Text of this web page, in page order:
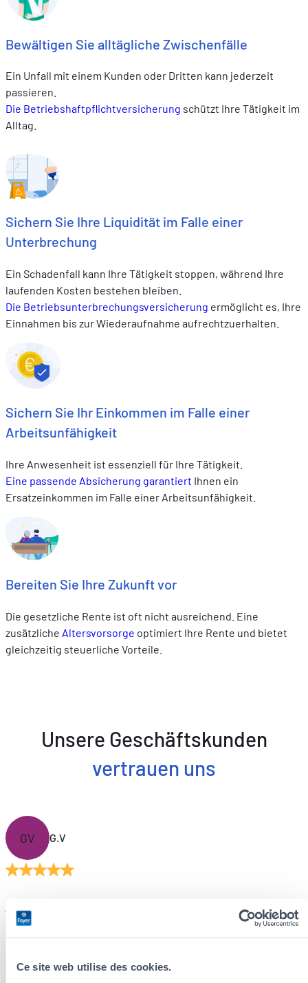
Ce site web utilise des cookies.
Bewältigen Sie alltägliche Zwischenfälle
Ein Unfall mit einem Kunden oder Dritten kann jederzeit
passieren.
Die Betriebshaftpflichtversicherung schützt Ihre Tätigkeit im
Alltag.
Sichern Sie Ihre Liquidität im Falle einer
Unterbrechung
Ein Schadenfall kann Ihre Tätigkeit stoppen, während Ihre
laufenden Kosten bestehen bleiben.
Die Betriebsunterbrechungsversicherung ermöglicht es, Ihre
Einnahmen bis zur Wiederaufnahme aufrechtzuerhalten.
Sichern Sie Ihr Einkommen im Falle einer
Arbeitsunfähigkeit
Ihre Anwesenheit ist essenziell für Ihre Tätigkeit.
Eine passende Absicherung garantiert Ihnen ein
Ersatzeinkommen im Falle einer Arbeitsunfähigkeit.
Bereiten Sie Ihre Zukunft vor
Die gesetzliche Rente ist oft nicht ausreichend. Eine
zusätzliche Altersvorsorge optimiert Ihre Rente und bietet
gleichzeitig steuerliche Vorteile.
Unsere Geschäftskunden
vertrauen uns
GV G.V
„Ein hervorragender Service jederzeit. Reaktionsschnell und
aufmerksam. Foyer ist wirklich eine ausgezeichnete
Versicherungsgesellschaft. Erstklassiger Kundenservice ist
für sie nicht nur ein Wort, sondern eine echte Philosophie.“